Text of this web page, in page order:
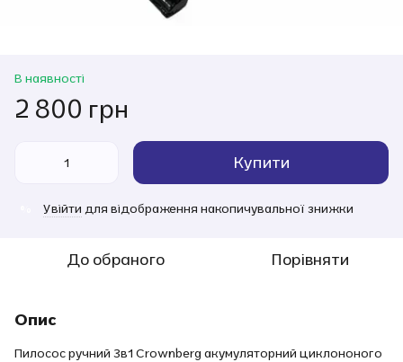
В наявності
2 800 грн
Купити
Увійти для відображення накопичувальної знижки
До обраного Порівняти
Опис
Пилосос ручний 3в1 Crownberg акумуляторний циклононого